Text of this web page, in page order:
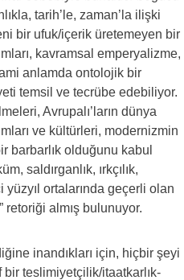
tarih’le, zaman’la ilişki
bir ufuk/içerik üretemeyen bir
kavramsal emperyalizme,
anlamda ontolojik bir
temsil ve tecrübe edebiliyor.
Avrupalı’ların dünya
ve kültürleri, modernizmin
barbarlık olduğunu kabul
saldırganlık, ırkçılık,
ortalarında geçerli olan
retoriği almış bulunuyor.
inandıkları için, hiçbir şeyi
teslimiyetçilik/itaatkarlık-